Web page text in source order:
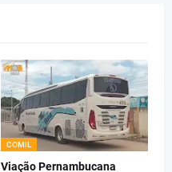
COMIL
Viação Pernambucana